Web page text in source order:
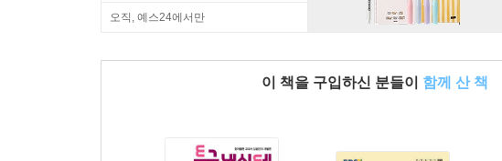
오직, 예스24에서만
이 책을 구입하신 분들이 함께 산 책